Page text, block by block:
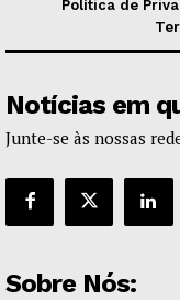
Política de
Notícias em
Junte-se às nossas
Sobre Nós: